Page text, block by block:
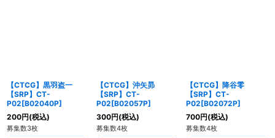
【CTCG】黒羽盗一
【SRP】CT-
P02[B02040P]
200円(税込)
募集数3枚
【CTCG】沖矢昴
【SRP】CT-
P02[B02057P]
300円(税込)
募集数4枚
【CTCG】降谷零
【SRP】CT-
P02[B02072P]
700円(税込)
募集数4枚